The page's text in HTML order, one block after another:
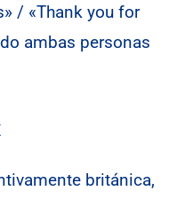
/ «Thank you for
ambas personas
británica,